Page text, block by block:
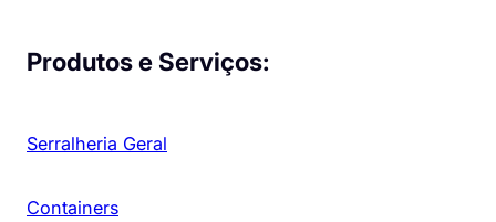
Produtos e Serviços:
Serralheria Geral
Containers